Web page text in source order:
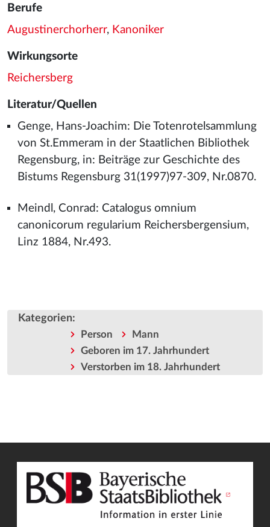
Berufe
Augustinerchorherr, Kanoniker
Wirkungsorte
Reichersberg
Literatur/Quellen
Genge, Hans-Joachim: Die Totenrotelsammlung
von St.Emmeram in der Staatlichen Bibliothek
Regensburg, in: Beiträge zur Geschichte des
Bistums Regensburg 31(1997)97-309, Nr.0870.
Meindl, Conrad: Catalogus omnium
canonicorum regularium Reichersbergensium,
Linz 1884, Nr.493.
Kategorien:
Person
Mann
Geboren im 17. Jahrhundert
Verstorben im 18. Jahrhundert